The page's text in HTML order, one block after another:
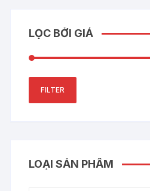
LỌC BỞI GIÁ
FILTER
LOẠI SẢN PHẨM